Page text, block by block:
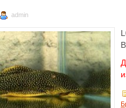
admin